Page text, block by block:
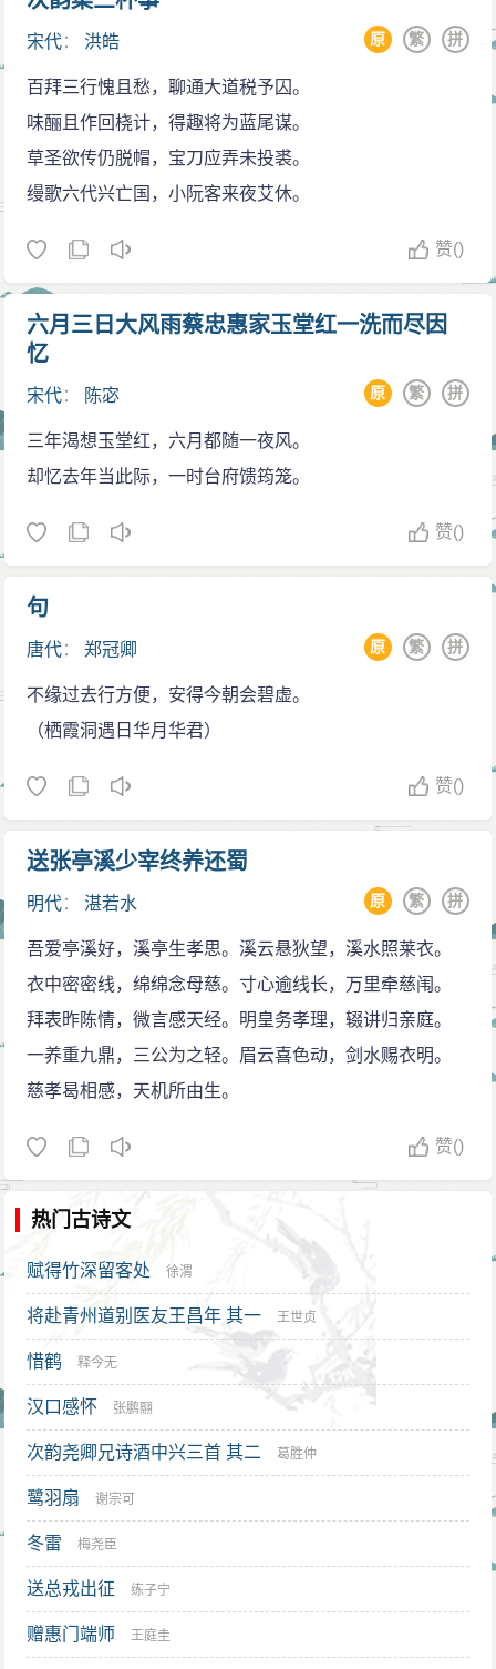
宋代： 洪皓 拼
繁
原
百拜三行愧且愁，聊通大道税予囚。
味酾且作回桡计，得趣将为蓝尾谋。
草圣欲传仍脱帽，宝刀应弄未投裘。
缦歌六代兴亡国，小阮客来夜艾休。
赞()
六月三日大风雨蔡忠惠家玉堂红一洗而尽因
忆
宋代： 陈宓 拼
繁
原
三年渴想玉堂红，六月都随一夜风。
却忆去年当此际，一时台府馈筠笼。
赞()
句
唐代：郑冠卿 拼
繁
原
不缘过去行方便，安得今朝会碧虚。
（栖霞洞遇日华月华君）
赞()
送张亭溪少宰终养还蜀
明代：湛若水 拼
繁
原
吾爱亭溪好，溪亭生孝思。溪云悬狄望，溪水照莱衣。
衣中密密线，绵绵念母慈。寸心逾线长，万里牵慈闱。
拜表昨陈情，微言感天经。明皇务孝理，辍讲归亲庭。
一养重九鼎，三公为之轻。眉云喜色动，剑水赐衣明。
慈孝曷相感，天机所由生。
赞()
热门古诗文
赋得竹深留客处 徐渭
将赴青州道别医友王昌年 其一 王世贞
惜鹤 释今无
汉口感怀 张鹏翮
次韵尧卿兄诗酒中兴三首 其二 葛胜仲
鹭羽扇 谢宗可
冬雷 梅尧臣
送总戎出征 练子宁
赠惠门端师 王庭圭